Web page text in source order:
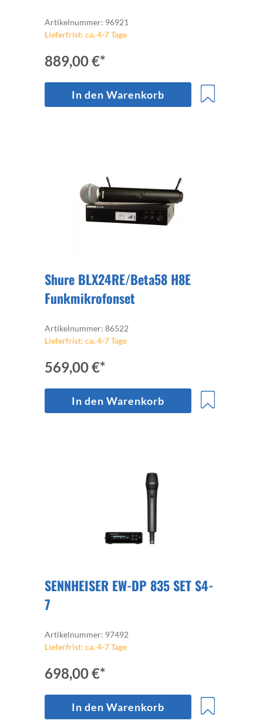
Artikelnummer: 96921
Lieferfrist: ca. 4-7 Tage
889,00 €*
In den Warenkorb
Shure BLX24RE/Beta58 H8E
Funkmikrofonset
Artikelnummer: 86522
Lieferfrist: ca. 4-7 Tage
569,00 €*
In den Warenkorb
SENNHEISER EW-DP 835 SET S4-
7
Artikelnummer: 97492
Lieferfrist: ca. 4-7 Tage
698,00 €*
In den Warenkorb